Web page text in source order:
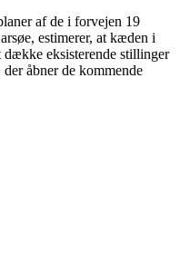
af de i forvejen 19
estimerer, at kæden i
eksisterende stillinger
åbner de kommende